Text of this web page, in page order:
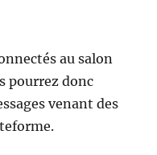
au salon
pourrez donc
venant des